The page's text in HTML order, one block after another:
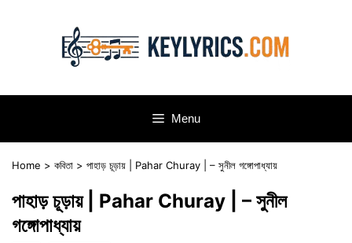
Menu
Home > কবিতা > পাহাড় চূড়ায় | Pahar Churay | – সুনীল গঙ্গোপাধ্যায়
পাহাড় চূড়ায় | Pahar Churay | – সুনীল
গঙ্গোপাধ্যায়